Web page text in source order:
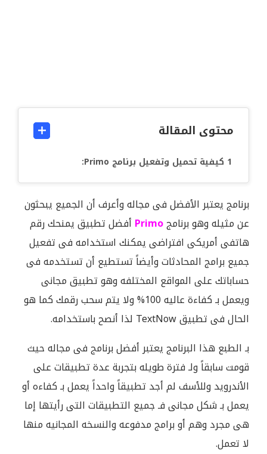
محتوى المقالة
كيفية تحميل وتفعيل برنامج Primo:
برنامج يعتبر الأفضل فى مجاله وأعرف أن الجميع يبحثون
عن مثيله وهو برنامجPrimo أفضل تطبيق يمنحك رقم
هاتفى أمريكى افتراضى يمكنك استخدامه فى تفعيل
جميع برامج المحادثات وأيضاً تستطيع أن تستخدمه فى
حساباتك على المواقع المختلفه وهو تطبيق مجانى
ويعمل بـ كفاءة عاليه 100% ولا يتم سحب رقمك كما هو
الحال فى تطبيق TextNow لذا أنصح باستخدامه.
بـ الطبع هذا البرنامج يعتبر أفضل برنامج فى مجاله حيث
قومت سابقاً ولـ فترة طويله بتجربة عدة تطبيقات على
الأندرويد وللأسف لم أجد تطبيقاً واحداً يعمل بـ كفاءه أو
يعمل بـ شكل مجانى فـ جميع التطبيقات التى رأيتها إما
هى مجرد وهم أو برامج مدفوعه والنسخه المجانيه منها
لا تعمل.